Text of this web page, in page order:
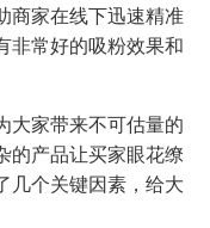
商家在线下迅速精准
非常好的吸粉效果和
大家带来不可估量的
的产品让买家眼花缭
几个关键因素，给大